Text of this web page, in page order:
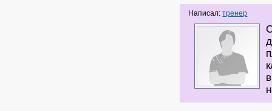
Написал:тренер